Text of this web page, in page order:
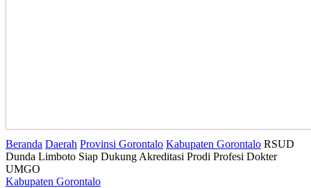
Beranda Daerah Provinsi Gorontalo Kabupaten Gorontalo RSUD
Dunda Limboto Siap Dukung Akreditasi Prodi Profesi Dokter
UMGO
Kabupaten Gorontalo